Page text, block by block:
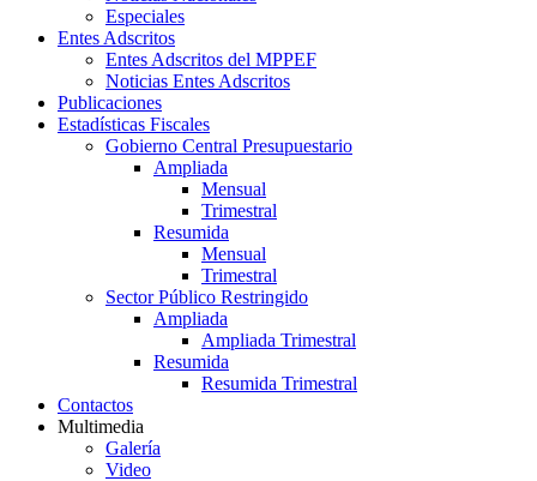
Especiales
Entes Adscritos
Entes Adscritos del MPPEF
Noticias Entes Adscritos
Publicaciones
Estadísticas Fiscales
Gobierno Central Presupuestario
Ampliada
Mensual
Trimestral
Resumida
Mensual
Trimestral
Sector Público Restringido
Ampliada
Ampliada Trimestral
Resumida
Resumida Trimestral
Contactos
Multimedia
Galería
Video